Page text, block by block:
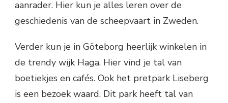
aanrader. Hier kun je alles leren over de
geschiedenis van de scheepvaart in Zweden.
Verder kun je in Göteborg heerlijk winkelen in
de trendy wijk Haga. Hier vind je tal van
boetiekjes en cafés. Ook het pretpark Liseberg
is een bezoek waard. Dit park heeft tal van